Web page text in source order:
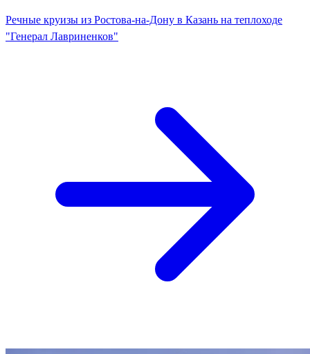
Речные круизы из Ростова-на-Дону в Казань на теплоходе
"Генерал Лавриненков"